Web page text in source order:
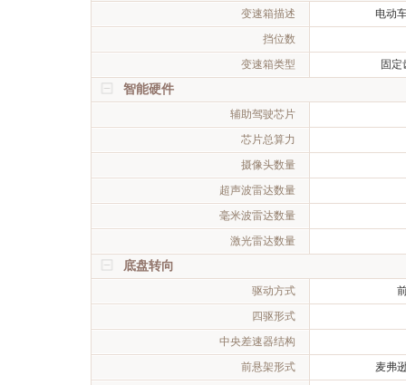
变速箱描述
电动
挡位数
变速箱类型
固定
智能硬件
辅助驾驶芯片
芯片总算力
摄像头数量
超声波雷达数量
毫米波雷达数量
激光雷达数量
底盘转向
驱动方式
四驱形式
中央差速器结构
前悬架形式
麦弗